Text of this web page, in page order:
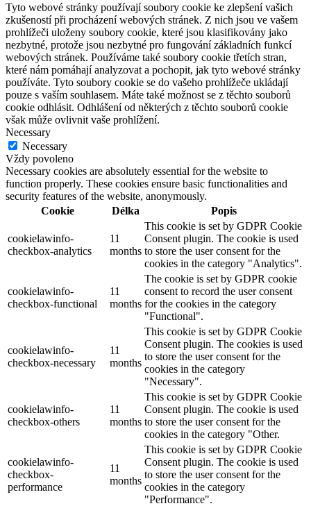
Tyto webové stránky používají soubory cookie ke zlepšení vašich
zkušeností při procházení webových stránek. Z nich jsou ve vašem
prohlížeči uloženy soubory cookie, které jsou klasifikovány jako
nezbytné, protože jsou nezbytné pro fungování základních funkcí
webových stránek. Používáme také soubory cookie třetích stran,
které nám pomáhají analyzovat a pochopit, jak tyto webové stránky
používáte. Tyto soubory cookie se do vašeho prohlížeče ukládají
pouze s vaším souhlasem. Máte také možnost se z těchto souborů
cookie odhlásit. Odhlášení od některých z těchto souborů cookie
však může ovlivnit vaše prohlížení.
Necessary
Necessary
Vždy povoleno
Necessary cookies are absolutely essential for the website to
function properly. These cookies ensure basic functionalities and
security features of the website, anonymously.
Cookie
Délka Popis
cookielawinfo-
checkbox-analytics
11
months
This cookie is set by GDPR Cookie
Consent plugin. The cookie is used
to store the user consent for the
cookies in the category "Analytics".
cookielawinfo-
checkbox-functional
11
months
The cookie is set by GDPR cookie
consent to record the user consent
for the cookies in the category
"Functional".
cookielawinfo-
checkbox-necessary
11
months
This cookie is set by GDPR Cookie
Consent plugin. The cookies is used
to store the user consent for the
cookies in the category
"Necessary".
cookielawinfo-
checkbox-others
11
months
This cookie is set by GDPR Cookie
Consent plugin. The cookie is used
to store the user consent for the
cookies in the category "Other.
cookielawinfo-
checkbox-
performance
11
months
This cookie is set by GDPR Cookie
Consent plugin. The cookie is used
to store the user consent for the
cookies in the category
"Performance".